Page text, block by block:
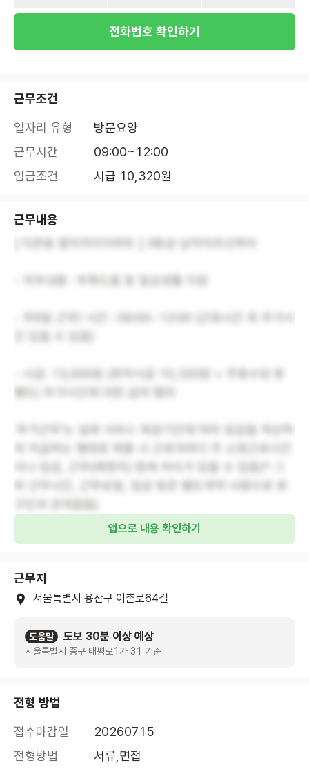
전화번호 확인하기
근무조건
일자리 유형
방문요양
근무시간
09:00~12:00
임금조건
시급 10,320원
근무내용
'추가근무'는 실제 서비스 제공기간에 따라 임금을 계산하
앱으로 내용 확인하기
근무지
서울특별시 용산구 이촌로64길
도움말 도보 30분 이상 예상
서울특별시 중구 태평로1가 31 기준
전형 방법
접수마감일
20260715
전형방법
서류,면접